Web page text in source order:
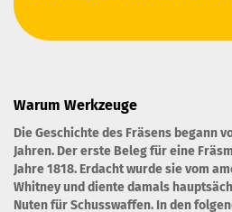
Warum Werkzeuge
Die Geschichte des Fräsens begann
Jahren. Der erste Beleg für eine
Jahre 1818. Erdacht wurde sie vom
Whitney und diente damals
Nuten für Schusswaffen. In den